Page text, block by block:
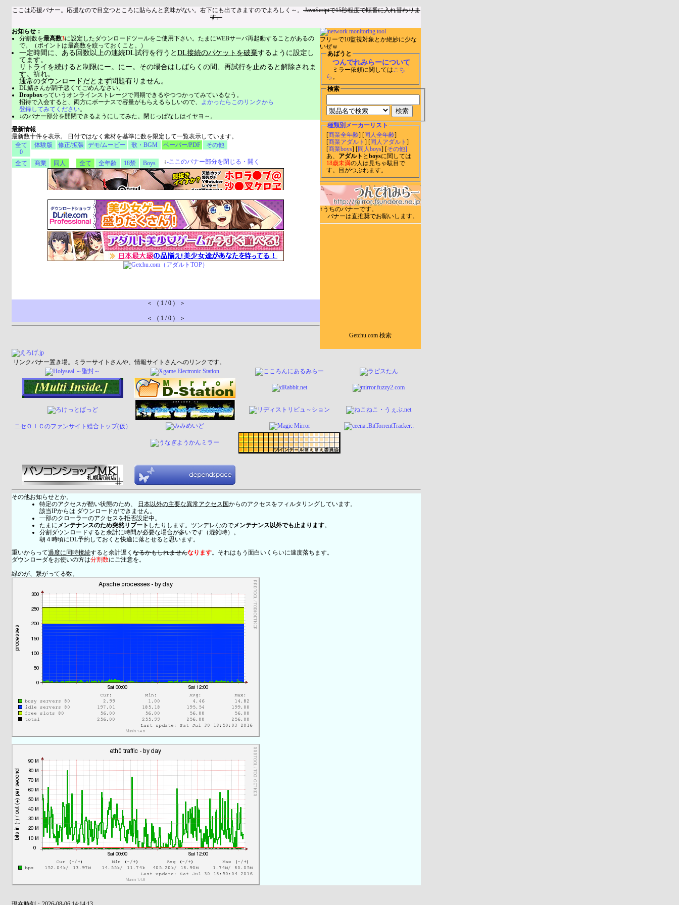
ここは応援バナー。応援なので目立つところに貼らんと意味がない。右下にも出てきますのでよろしく～。 JavaScriptで15秒程度で順番に入れ替わりま
す。
フリーで10監視対象とか絶妙に少な
いぜｗ
あばうと
つんでれみらーについて
ミラー依頼に関してはこち
ら 。
検索
種類別メーカーリスト
[商業全年齢 ] [同人全年齢]
[商業アダルト ] [同人アダルト ]
[商業boys] [同人boys ] [その他]
あ、 アダルト とboysに関しては
18歳未満の人は見ちゃ駄目で
す。目がつぶれます。
↑うちのバナーです。
バナーは直推奨でお願いします。
Getchu.com 検索
お知らせ：
分割数を最高数3に設定したダウンロードツールをご使用下さい。たまにWEBサーバ再起動することがあるの
で。（ポイントは最高数を絞っておくこと。）
一定時間に、ある回数以上の連続DL試行を行うとDL接続のパケットを破棄するように設定し
てます。
リトライを続けると制限にー。にー。その場合はしばらくの間、再試行を止めると解除されま
す。祈れ。
通常のダウンロードだとまず問題有りません。
DL鯖さんが調子悪くてごめんなさい。
Dropboxっていうオンラインストレージで同期できるやつつかってみているなう。
招待で入会すると、両方にボーナスで容量がもらえるらしいので、 よかったらこのリンクから
登録してみてください。
↓のバナー部分を開閉できるようにしてみた。閉じっぱなしはイヤヨ～。
最新情報
最新数十件を表示。 日付ではなく素材を基準に数を限定して一覧表示しています。
全て
0
体験版 修正/拡張 デモ/ムービー 歌・BGM ペーパー/PDF その他
全て 商業 同人 全て 全年齢 18禁 Boys ↓-ここのバナー部分を閉じる・開く
＜ ( 1 / 0 ) ＞
＜ ( 1 / 0 ) ＞
リンクバナー置き場。ミラーサイトさんや、情報サイトさんへのリンクです。
ニセＯＩＣのファンサイト総合トップ(仮）
その他お知らせとか。
特定のアクセスが酷い状態のため、
日本以外の主要な異常アクセス国からのアクセスをフィルタリングしています。
該当IPからは ダウンロードができません。
一部のクローラーのアクセスを拒否設定中。
たまにメンテナンスのため突然リブート したりします。ツンデレなのでメンテナンス以外でも止まります。
分割ダウンロードすると余計に時間が必要な場合が多いです（混雑時）。
朝４時頃にDL予約しておくと快適に落とせると思います。
重いからって過度に同時接続すると余計遅く なるかもしれませんなります。それはもう面白いくらいに速度落ちます。
ダウンローダをお使いの方は分割数にご注意を。
緑のが、繋がってる数。